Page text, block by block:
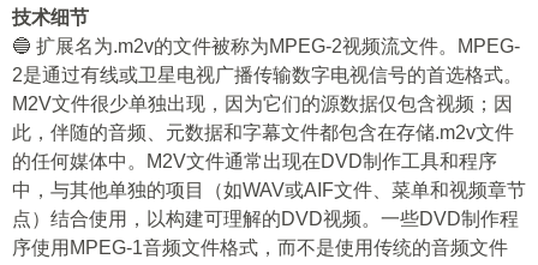
技术细节
🔵 扩展名为.m2v的文件被称为MPEG-2视频流文件。MPEG-
2是通过有线或卫星电视广播传输数字电视信号的首选格式。
M2V文件很少单独出现，因为它们的源数据仅包含视频；因
此，伴随的音频、元数据和字幕文件都包含在存储.m2v文件
的任何媒体中。M2V文件通常出现在DVD制作工具和程序
中，与其他单独的项目（如WAV或AIF文件、菜单和视频章节
点）结合使用，以构建可理解的DVD视频。一些DVD制作程
序使用MPEG-1音频文件格式，而不是使用传统的音频文件